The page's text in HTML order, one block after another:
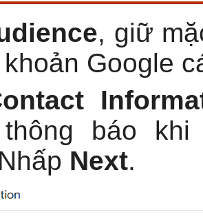
, giữ
Google
thông báo
Next.